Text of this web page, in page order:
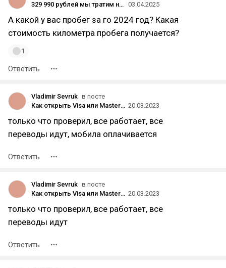
329 990 рублей мы тратим на содержание Kia Ceed универсал: рассказываем, на что уходят деньги 03.04.2025
А какой у вас пробег за го 2024 год? Какая
стоимость километра пробега получается?
1
Ответить
Vladimir Sevruk в посте
Как открыть Visa или MasterCard в Белорусском банке за два дня и пополнять рублями из России по очень выгодному курсу 20.03.2023
только что проверил, все работает, все
переводы идут, мобила оплачивается
Ответить
Vladimir Sevruk в посте
Как открыть Visa или MasterCard в Белорусском банке за два дня и пополнять рублями из России по очень выгодному курсу 20.03.2023
только что проверил, все работает, все
переводы идут
Ответить